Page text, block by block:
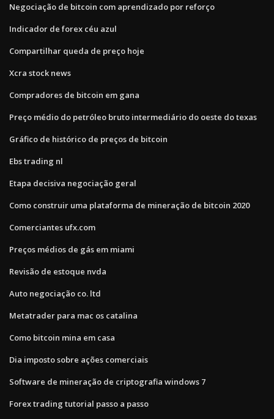
Negociação de bitcoin com aprendizado por reforço
Indicador de forex céu azul
Compartilhar queda de preço hoje
Xcra stock news
Compradores de bitcoin em gana
Preço médio do petróleo bruto intermediário do oeste do texas
Gráfico de histórico de preços de bitcoin
Ebs trading nl
Etapa decisiva negociação geral
Como construir uma plataforma de mineração de bitcoin 2020
Comerciantes ufx.com
Preços médios de gás em miami
Revisão de estoque nvda
Auto negociação co. ltd
Metatrader para mac os catalina
Como bitcoin mina em casa
Dia imposto sobre ações comerciais
Software de mineração de criptografia windows 7
Forex trading tutorial passo a passo